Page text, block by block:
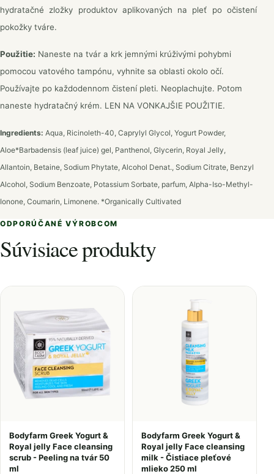
hydratačné zložky produktov aplikovaných na pleť po očistení
pokožky tváre.
Použitie: Naneste na tvár a krk jemnými krúživými pohybmi
pomocou vatového tampónu, vyhnite sa oblasti okolo očí.
Používajte po každodennom čistení pleti. Neoplachujte. Potom
naneste hydratačný krém. LEN NA VONKAJŠIE POUŽITIE.
Ingredients: Aqua, Ricinoleth-40, Caprylyl Glycol, Yogurt Powder,
Aloe*Barbadensis (leaf juice) gel, Panthenol, Glycerin, Royal Jelly,
Allantoin, Betaine, Sodium Phytate, Alcohol Denat., Sodium Citrate, Benzyl
Alcohol, Sodium Benzoate, Potassium Sorbate, parfum, Alpha-Iso-Methyl-
Ionone, Coumarin, Limonene. *Organically Cultivated
ODPORÚČANÉ VÝROBCOM
Súvisiace produkty
Bodyfarm Greek Yogurt &
Royal jelly Face cleansing
scrub - Peeling na tvár 50
ml
Bodyfarm Greek Yogurt &
Royal jelly Face cleansing
milk - Čistiace pleťové
mlieko 250 ml